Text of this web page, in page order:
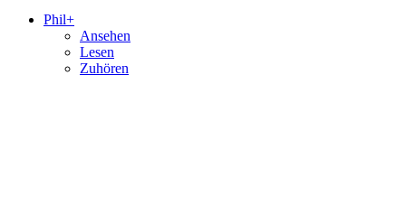
Phil+
Ansehen
Lesen
Zuhören